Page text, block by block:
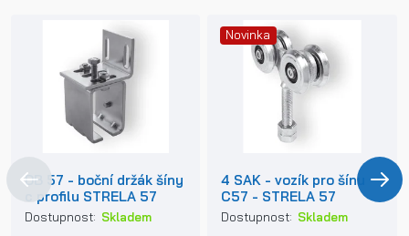
DB 57 - boční držák šíny
c profilu STRELA 57
Dostupnost: Skladem
Novinka
4 SAK - vozík pro šínu
C57 - STRELA 57
Dostupnost: Skladem